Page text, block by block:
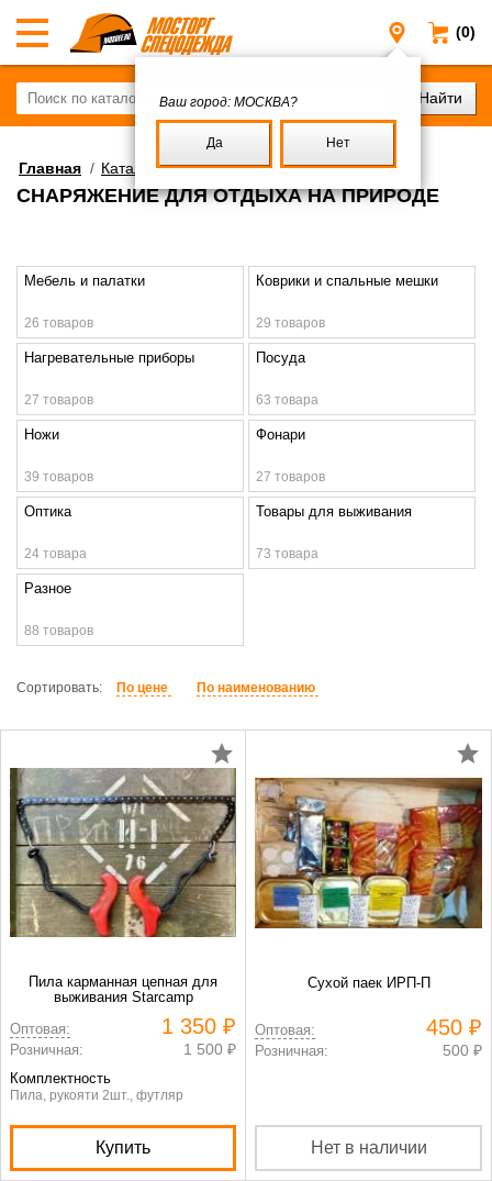
(0)
Москва
Ваш город: МОСКВА?
Да Нет
Главная / Каталог
СНАРЯЖЕНИЕ ДЛЯ ОТДЫХА НА ПРИРОДЕ
Мебель и палатки
26 товаров
Коврики и спальные мешки
29 товаров
Нагревательные приборы
27 товаров
Посуда
63 товара
Ножи
39 товаров
Фонари
27 товаров
Оптика
24 товара
Товары для выживания
73 товара
Разное
88 товаров
Сортировать: По цене По наименованию
Пила карманная цепная для
выживания Starcamp
Оптовая:
1 350 ₽
Розничная: 1 500 ₽
Комплектность
Пила, рукояти 2шт., футляр
Купить
Сухой паек ИРП-П
Оптовая: 450 ₽
Розничная: 500 ₽
Нет в наличии